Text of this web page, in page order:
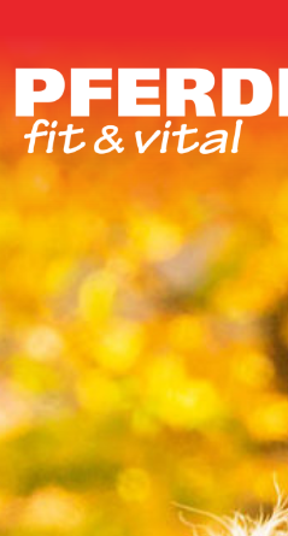
Pferde
Fit
Vital